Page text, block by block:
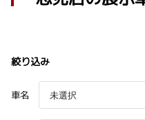
絞り込み
車名